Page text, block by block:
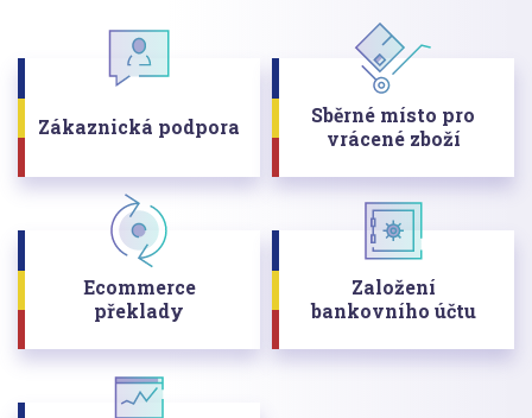
Zákaznická podpora
Sběrné místo pro
vrácené zboží
Ecommerce
překlady
Založení
bankovního účtu